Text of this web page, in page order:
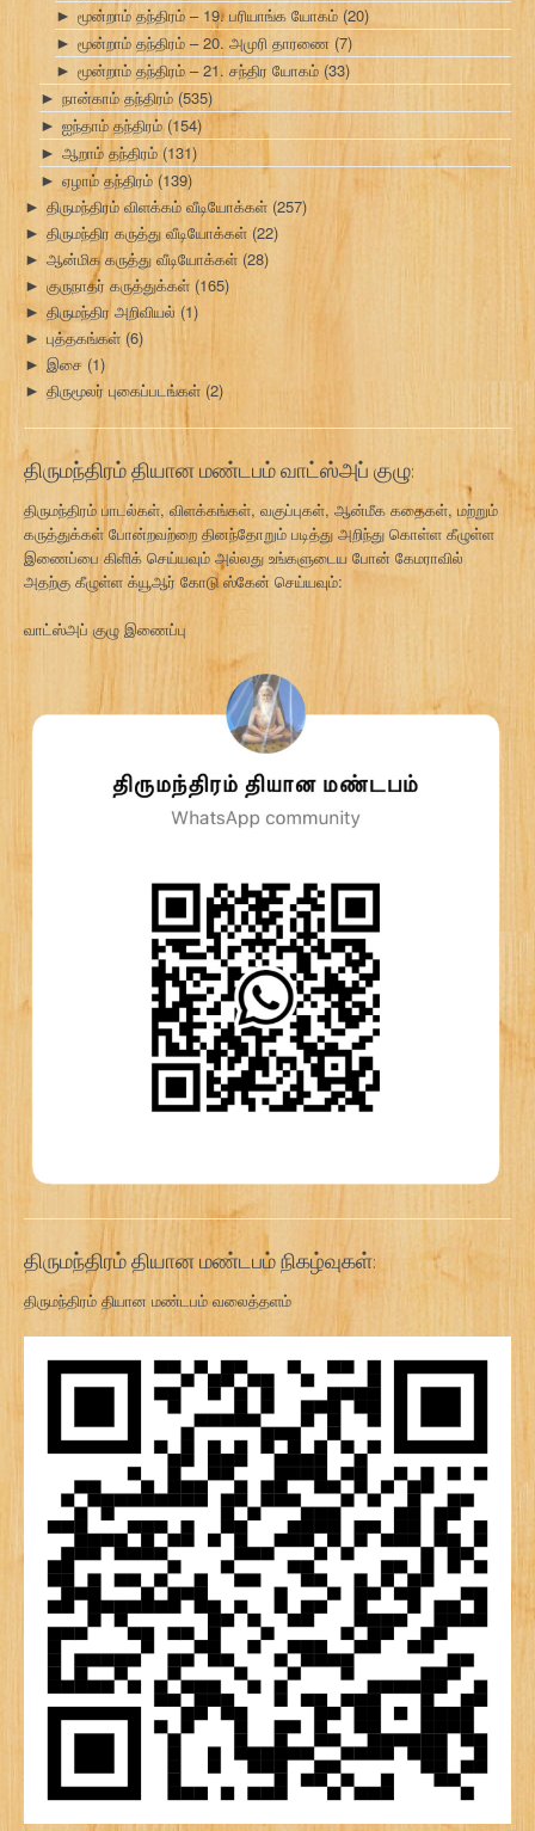
► மூன்றாம் தந்திரம் – 19. பரியாங்க யோகம் (20)
► மூன்றாம் தந்திரம் – 20. அமுரி தாரணை (7)
► மூன்றாம் தந்திரம் – 21. சந்திர யோகம் (33)
► நான்காம் தந்திரம் (535)
► ஐந்தாம் தந்திரம்(154)
► ஆறாம் தந்திரம் (131)
► ஏழாம் தந்திரம் (139)
► திருமந்திரம் விளக்கம் வீடியோக்கள் (257)
► திருமந்திர கருத்து வீடியோக்கள் (22)
► ஆன்மிக கருத்து வீடியோக்கள் (28)
► குருநாதர் கருத்துக்கள் (165)
► திருமந்திர அறிவியல் (1)
► புத்தகங்கள் (6)
► இசை (1)
► திருமூலர் புகைப்படங்கள் (2)
திருமந்திரம் தியான மண்டபம் வாட்ஸ்அப் குழு:
திருமந்திரம் பாடல்கள், விளக்கங்கள், வகுப்புகள், ஆன்மீக கதைகள், மற்றும்
கருத்துக்கள் போன்றவற்றை தினந்தோறும் படித்து அறிந்து கொள்ள கீழுள்ள
இணைப்பை கிளிக் செய்யவும் அல்லது உங்களுடைய போன் கேமராவில்
அதற்கு கீழுள்ள க்யூஆர் கோடு ஸ்கேன் செய்யவும்:
வாட்ஸ்அப் குழு இணைப்பு
திருமந்திரம் தியான மண்டபம் நிகழ்வுகள்:
திருமந்திரம் தியான மண்டபம் வலைத்தளம்